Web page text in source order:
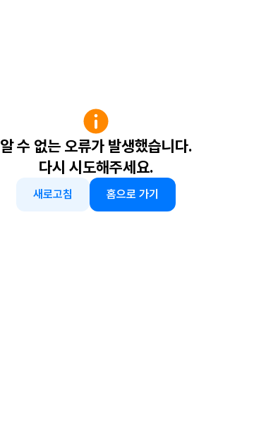
알 수 없는 오류가 발생했습니다.
다시 시도해주세요.
새로고침 홈으로 가기